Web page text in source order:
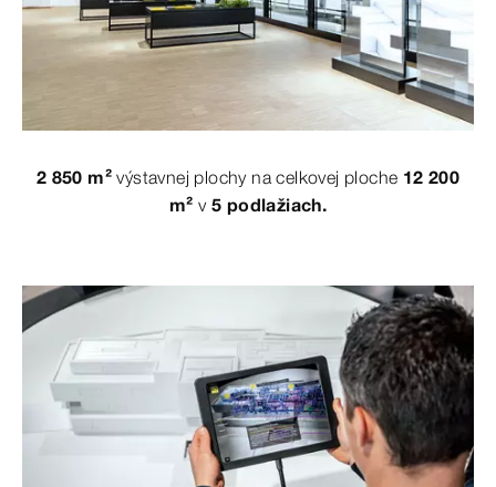
2 850 m²výstavnej plochy na celkovej ploche 12 200
m² v 5 podlažiach.